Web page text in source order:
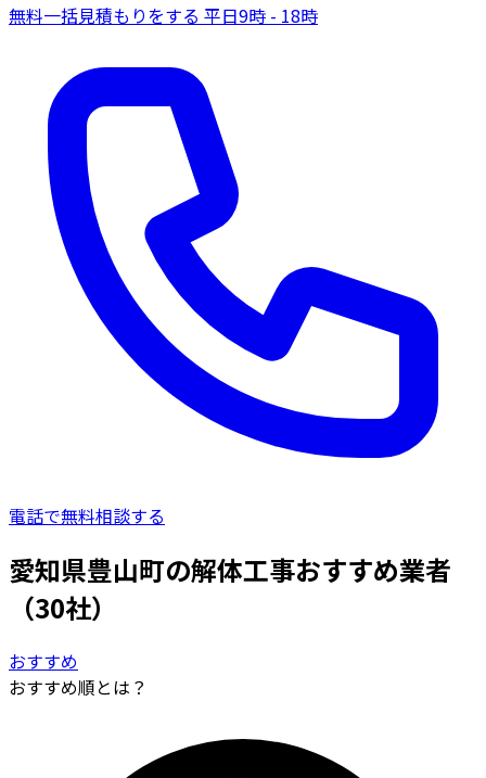
無料一括見積もりをする 平日9時 - 18時
電話で無料相談する
愛知県豊山町の解体工事おすすめ業者
（30社）
おすすめ
おすすめ順とは？